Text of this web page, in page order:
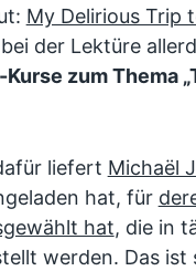
My Delirious Trip
der Lektüre
zum Thema
liefert Michaël
hat, für
hat, die in
werden. Das